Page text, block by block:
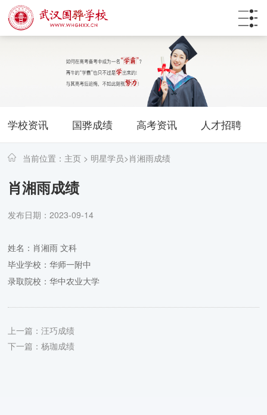
学校资讯 国骅成绩 高考资讯 人才招聘
当前位置： 主页 > 明星学员>肖湘雨成绩
肖湘雨成绩
发布日期：2023-09-14
姓名：肖湘雨 文科
毕业学校：华师一附中
录取院校：华中农业大学
上一篇：汪巧成绩
下一篇：杨珈成绩